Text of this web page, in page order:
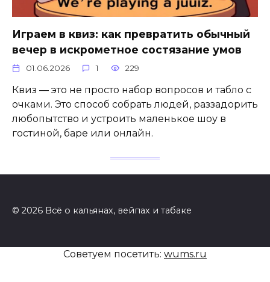
Играем в квиз: как превратить обычный
вечер в искрометное состязание умов
01.06.2026 1 229
Квиз — это не просто набор вопросов и табло с
очками. Это способ собрать людей, раззадорить
любопытство и устроить маленькое шоу в
гостиной, баре или онлайн.
© 2026 Всё о кальянах, вейпах и табаке
Советуем посетить: wums.ru